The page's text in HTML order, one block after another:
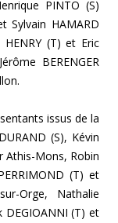
PINTO (S)
Sylvain HAMARD
HENRY (T) et Eric
BERENGER
issus de la
(S), Kévin
Athis-Mons, Robin
(T) et
Orge, Nathalie
DEGIOANNI (T) et